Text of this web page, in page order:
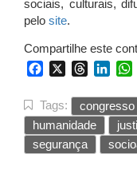
sociais, culturais,
pelo site.
Compartilhe este
FacebookThreads
Tags: congresso
humanidade
segurança